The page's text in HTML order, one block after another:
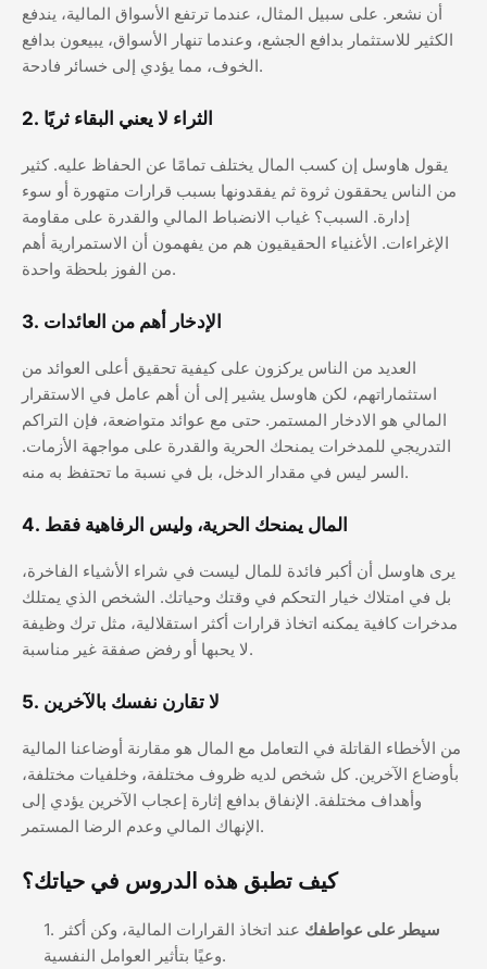
أن نشعر. على سبيل المثال، عندما ترتفع الأسواق المالية، يندفع
الكثير للاستثمار بدافع الجشع، وعندما تنهار الأسواق، يبيعون بدافع
الخوف، مما يؤدي إلى خسائر فادحة.
2. الثراء لا يعني البقاء ثريًا
يقول هاوسل إن كسب المال يختلف تمامًا عن الحفاظ عليه. كثير
من الناس يحققون ثروة ثم يفقدونها بسبب قرارات متهورة أو سوء
إدارة. السبب؟ غياب الانضباط المالي والقدرة على مقاومة
الإغراءات. الأغنياء الحقيقيون هم من يفهمون أن الاستمرارية أهم
من الفوز بلحظة واحدة.
3. الإدخار أهم من العائدات
العديد من الناس يركزون على كيفية تحقيق أعلى العوائد من
استثماراتهم، لكن هاوسل يشير إلى أن أهم عامل في الاستقرار
المالي هو الادخار المستمر. حتى مع عوائد متواضعة، فإن التراكم
التدريجي للمدخرات يمنحك الحرية والقدرة على مواجهة الأزمات.
السر ليس في مقدار الدخل، بل في نسبة ما تحتفظ به منه.
4. المال يمنحك الحرية، وليس الرفاهية فقط
يرى هاوسل أن أكبر فائدة للمال ليست في شراء الأشياء الفاخرة،
بل في امتلاك خيار التحكم في وقتك وحياتك. الشخص الذي يمتلك
مدخرات كافية يمكنه اتخاذ قرارات أكثر استقلالية، مثل ترك وظيفة
لا يحبها أو رفض صفقة غير مناسبة.
5. لا تقارن نفسك بالآخرين
من الأخطاء القاتلة في التعامل مع المال هو مقارنة أوضاعنا المالية
بأوضاع الآخرين. كل شخص لديه ظروف مختلفة، وخلفيات مختلفة،
وأهداف مختلفة. الإنفاق بدافع إثارة إعجاب الآخرين يؤدي إلى
الإنهاك المالي وعدم الرضا المستمر.
كيف تطبق هذه الدروس في حياتك؟
سيطر على عواطفك عند اتخاذ القرارات المالية، وكن أكثر
وعيًا بتأثير العوامل النفسية.